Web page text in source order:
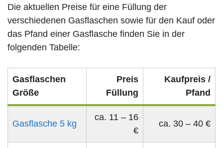
Die aktuellen Preise für eine Füllung der
verschiedenen Gasflaschen sowie für den Kauf oder
das Pfand einer Gasflasche finden Sie in der
folgenden Tabelle:
Gasflaschen
Größe
Preis
Füllung
Kaufpreis /
Pfand
Gasflasche 5 kg
ca. 11 – 16
€
ca. 30 – 40 €